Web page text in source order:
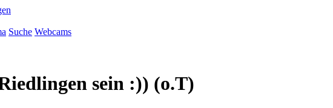
Suche Webcams
sein :)) (o.T)